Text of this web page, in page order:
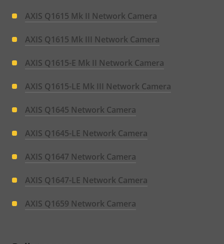
AXIS Q1615 Mk II Network Camera
AXIS Q1615 Mk III Network Camera
AXIS Q1615-E Mk II Network Camera
AXIS Q1615-LE Mk III Network Camera
AXIS Q1645 Network Camera
AXIS Q1645-LE Network Camera
AXIS Q1647 Network Camera
AXIS Q1647-LE Network Camera
AXIS Q1659 Network Camera